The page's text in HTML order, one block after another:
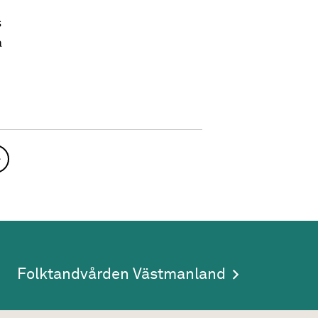
Nästa sida
Folktandvården Västmanland